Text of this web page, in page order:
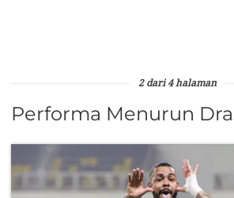
2 dari 4 halaman
Performa Menurun